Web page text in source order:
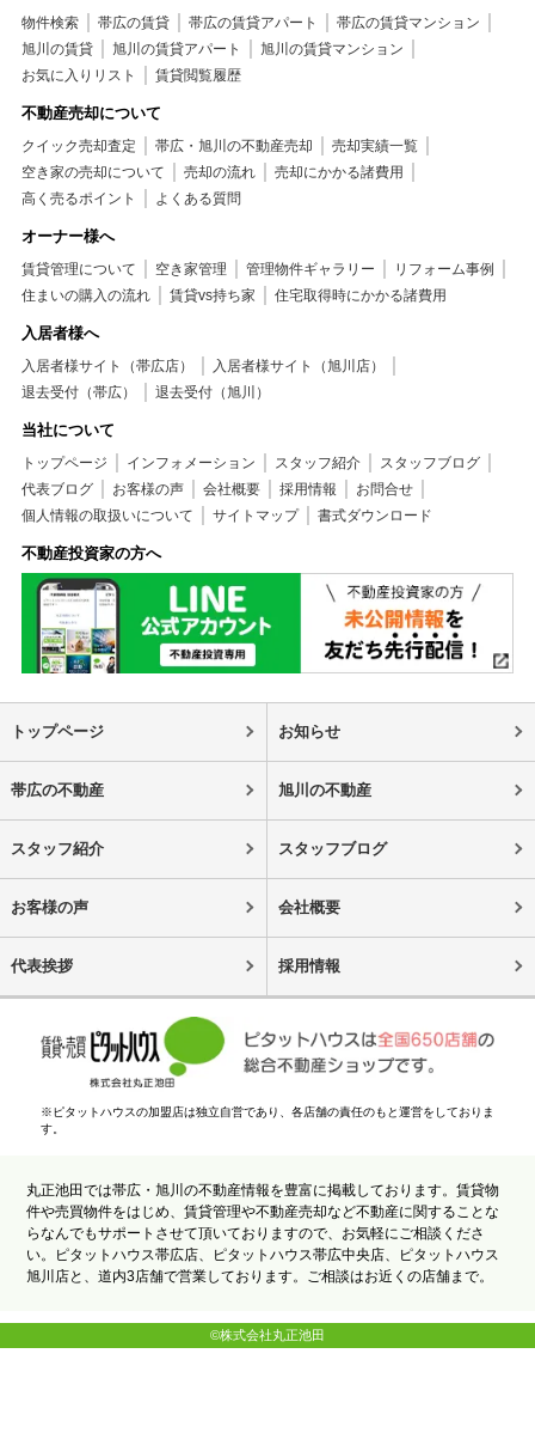
物件検索 帯広の賃貸 帯広の賃貸アパート
帯広の賃貸マンション
旭川の賃貸
旭川の賃貸アパート
旭川の賃貸マンション
お気に入りリスト
賃貸閲覧履歴
不動産売却について
クイック売却査定 帯広・旭川の不動産売却
売却実績一覧
空き家の売却について
売却の流れ
売却にかかる諸費用
高く売るポイント
よくある質問
オーナー様へ
賃貸管理について 空き家管理 管理物件ギャラリー
リフォーム事例
住まいの購入の流れ
賃貸vs持ち家 住宅取得時にかかる諸費用
入居者様へ
入居者様サイト（帯広店）
入居者様サイト（旭川店）
退去受付（帯広）
退去受付（旭川）
当社について
トップページ インフォメーション スタッフ紹介
スタッフブログ
代表ブログ
お客様の声 会社概要 採用情報
お問合せ
個人情報の取扱いについて
サイトマップ 書式ダウンロード
不動産投資家の方へ
トップページ お知らせ
帯広の不動産 旭川の不動産
スタッフ紹介 スタッフブログ
お客様の声 会社概要
代表挨拶 採用情報
※ピタットハウスの加盟店は独立自営であり、各店舗の責任のもと運営をしておりま
す。
丸正池田では帯広・旭川の不動産情報を豊富に掲載しております。賃貸物
件や売買物件をはじめ、賃貸管理や不動産売却など不動産に関することな
らなんでもサポートさせて頂いておりますので、お気軽にご相談くださ
い。ピタットハウス帯広店、ピタットハウス帯広中央店、ピタットハウス
旭川店と、道内3店舗で営業しております。ご相談はお近くの店舗まで。
©株式会社丸正池田